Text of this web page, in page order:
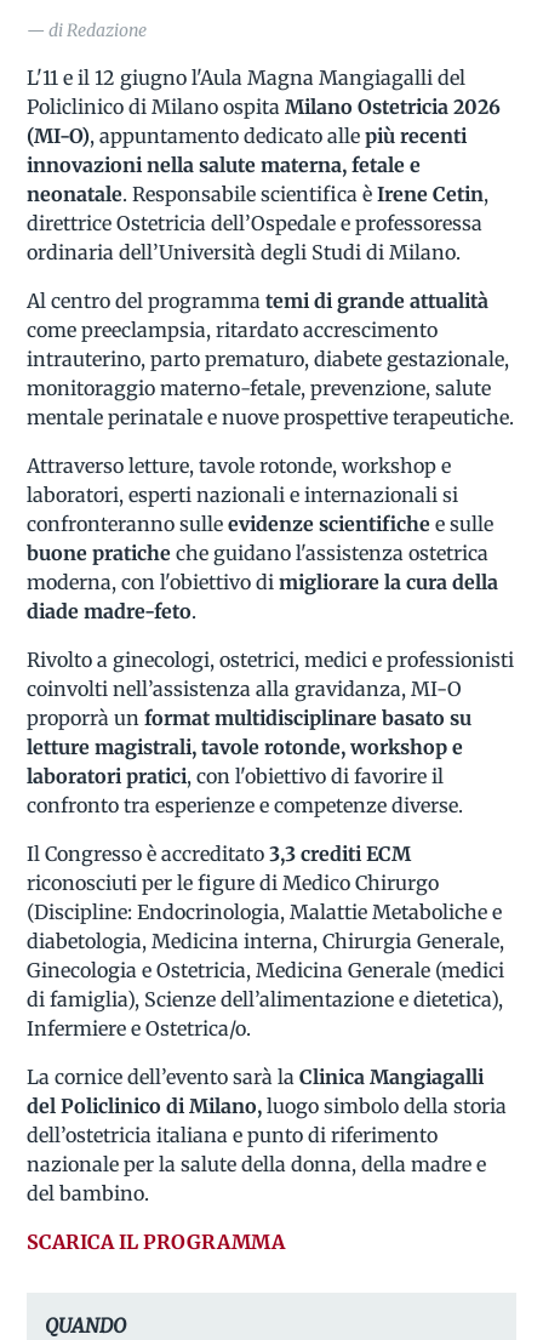
— di Redazione
L'11 e il 12 giugno l'Aula Magna Mangiagalli del
Policlinico di Milano ospitaMilano Ostetricia 2026
(MI-O), appuntamento dedicato alle più recenti
innovazioni nella salute materna, fetale e
neonatale. Responsabile scientifica è Irene Cetin,
direttrice Ostetricia dell’Ospedale e professoressa
ordinaria dell’Università degli Studi di Milano.
Al centro del programmatemi di grande attualità
come preeclampsia, ritardato accrescimento
intrauterino, parto prematuro, diabete gestazionale,
monitoraggio materno-fetale, prevenzione, salute
mentale perinatale e nuove prospettive terapeutiche.
Attraverso letture, tavole rotonde, workshop e
laboratori, esperti nazionali e internazionali si
confronteranno sulleevidenze scientifichee sulle
buone pratiche che guidano l'assistenza ostetrica
moderna, con l'obiettivo dimigliorare la cura della
diade madre-feto.
Rivolto a ginecologi, ostetrici, medici e professionisti
coinvolti nell’assistenza alla gravidanza, MI-O
proporrà unformat multidisciplinare basato su
letture magistrali, tavole rotonde, workshop e
laboratori pratici, con l'obiettivo di favorire il
confronto tra esperienze e competenze diverse.
Il Congresso è accreditato3,3 crediti ECM
riconosciuti per le figure di Medico Chirurgo
(Discipline: Endocrinologia, Malattie Metaboliche e
diabetologia, Medicina interna, Chirurgia Generale,
Ginecologia e Ostetricia, Medicina Generale (medici
di famiglia), Scienze dell’alimentazione e dietetica),
Infermiere e Ostetrica/o.
La cornice dell’evento sarà la Clinica Mangiagalli
del Policlinico di Milano, luogo simbolo della storia
dell’ostetricia italiana e punto di riferimento
nazionale per la salute della donna, della madre e
del bambino.
SCARICA IL PROGRAMMA
QUANDO